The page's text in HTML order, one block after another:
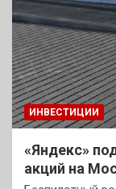
ИНВЕСТИЦИИ
«Яндекс»
акций на